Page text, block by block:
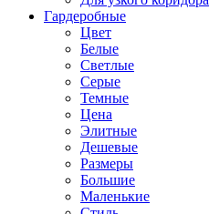
Гардеробные
Цвет
Белые
Светлые
Серые
Темные
Цена
Элитные
Дешевые
Размеры
Большие
Маленькие